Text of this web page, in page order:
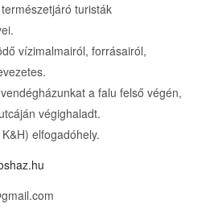
turisták
vízimalmairól, forrásairól,
a falu felső végén,
végighaladt.
elfogadóhely.